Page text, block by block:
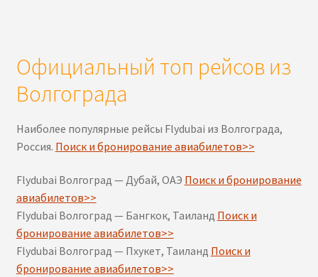
Официальный топ рейсов из
Волгограда
Наиболее популярные рейсы Flydubai из Волгограда,
Россия. Поиск и бронирование авиабилетов>>
Flydubai Волгоград — Дубай, ОАЭ Поиск и бронирование
авиабилетов>>
Flydubai Волгоград — Бангкок, Таиланд Поиск и
бронирование авиабилетов>>
Flydubai Волгоград — Пхукет, Таиланд Поиск и
бронирование авиабилетов>>